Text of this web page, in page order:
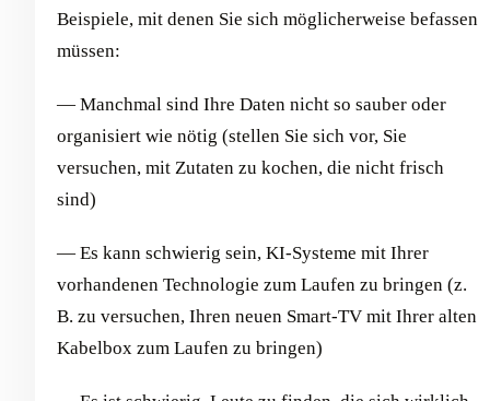
Beispiele, mit denen Sie sich möglicherweise befassen
müssen:
— Manchmal sind Ihre Daten nicht so sauber oder
organisiert wie nötig (stellen Sie sich vor, Sie
versuchen, mit Zutaten zu kochen, die nicht frisch
sind)
— Es kann schwierig sein, KI-Systeme mit Ihrer
vorhandenen Technologie zum Laufen zu bringen (z.
B. zu versuchen, Ihren neuen Smart-TV mit Ihrer alten
Kabelbox zum Laufen zu bringen)